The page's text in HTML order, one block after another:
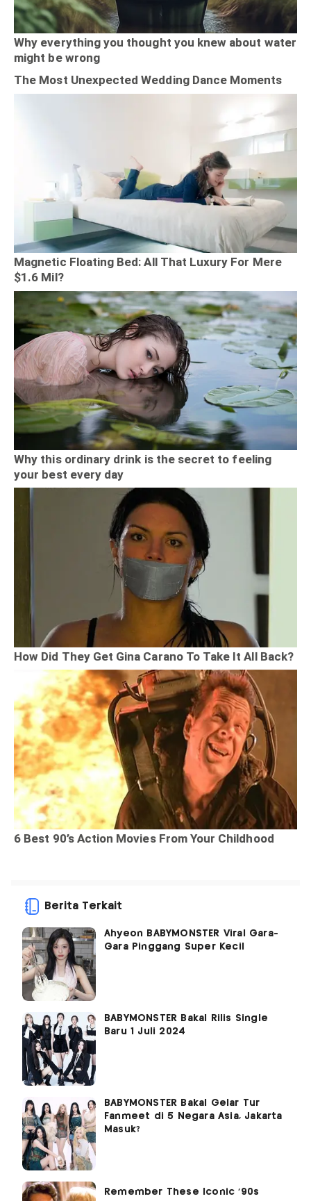
Berita Terkait
Ahyeon BABYMONSTER Viral Gara-
Gara Pinggang Super Kecil
BABYMONSTER Bakal Rilis Single
Baru 1 Juli 2024
BABYMONSTER Bakal Gelar Tur
Fanmeet di 5 Negara Asia, Jakarta
Masuk?